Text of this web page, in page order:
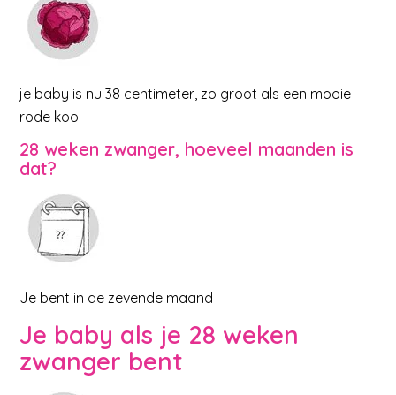
je baby is nu 38 centimeter, zo groot als een mooie
rode kool
28 weken zwanger, hoeveel maanden is
dat?
Je bent in de zevende maand
Je baby als je 28 weken
zwanger bent